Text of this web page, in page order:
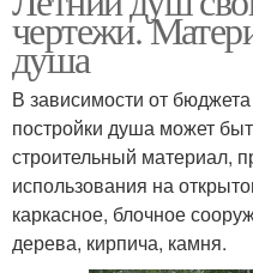
чертежи.
душа
В зависимости от
постройки душа может
строительный материал,
использования на
каркасное, блочное
дерева, кирпича, камня.